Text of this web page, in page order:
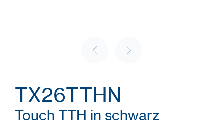
TX26TTHN
Touch TTH in schwarz